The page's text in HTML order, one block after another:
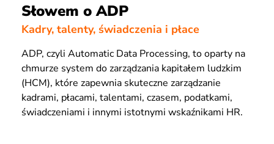
Słowem o ADP
Kadry, talenty, świadczenia i płace
ADP, czyli Automatic Data Processing, to oparty na
chmurze system do zarządzania kapitałem ludzkim
(HCM), które zapewnia skuteczne zarządzanie
kadrami, płacami, talentami, czasem, podatkami,
świadczeniami i innymi istotnymi wskaźnikami HR.